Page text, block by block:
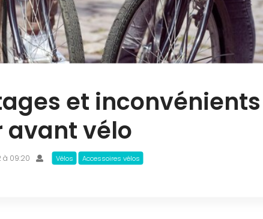
et inconvénients
avant vélo
à 09:20 Vélos Accessoires vélos